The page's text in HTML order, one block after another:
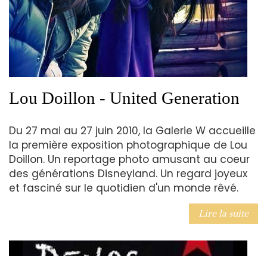
Lou Doillon - United Generation
Du 27 mai au 27 juin 2010, la Galerie W accueille
la première exposition photographique de Lou
Doillon. Un reportage photo amusant au coeur
des générations Disneyland. Un regard joyeux
et fasciné sur le quotidien d'un monde rêvé.
Lire la suite